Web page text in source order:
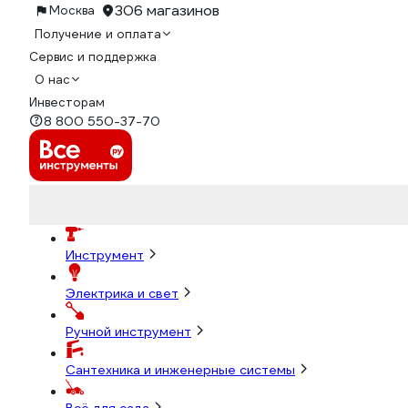
Москва 306 магазинов
Получение и оплата
Сервис и поддержка
О нас
Инвесторам
8 800 550-37-70
Инструмент
Электрика и свет
Ручной инструмент
Сантехника и инженерные системы